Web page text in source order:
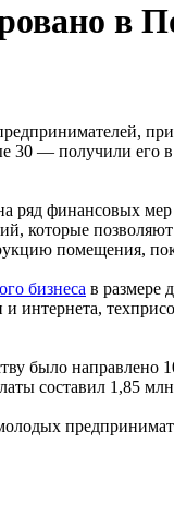
в
30 — получили его
ряд финансовых
которые
помещения,
бизнеса в размере
интернета,
было направлено
составил 1,85